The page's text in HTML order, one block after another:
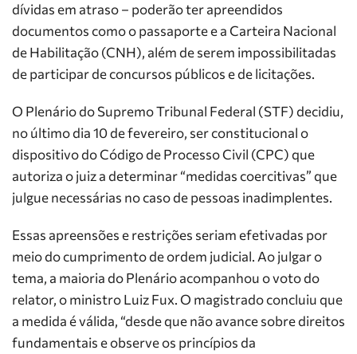
dívidas em atraso – poderão ter apreendidos
documentos como o passaporte e a Carteira Nacional
de Habilitação (CNH), além de serem impossibilitadas
de participar de concursos públicos e de licitações.
O Plenário do Supremo Tribunal Federal (STF) decidiu,
no último dia 10 de fevereiro, ser constitucional o
dispositivo do Código de Processo Civil (CPC) que
autoriza o juiz a determinar “medidas coercitivas” que
julgue necessárias no caso de pessoas inadimplentes.
Essas apreensões e restrições seriam efetivadas por
meio do cumprimento de ordem judicial. Ao julgar o
tema, a maioria do Plenário acompanhou o voto do
relator, o ministro Luiz Fux. O magistrado concluiu que
a medida é válida, “desde que não avance sobre direitos
fundamentais e observe os princípios da